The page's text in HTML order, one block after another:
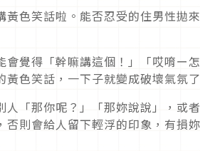
色笑話啦。能否忍受的住男性拋
覺得「幹嘛講這個！」「哎唷ー
色笑話，一下子就變成破壞氣氛了
「那你呢？」「那妳說說」，或
則會給人留下輕浮的印象，有損